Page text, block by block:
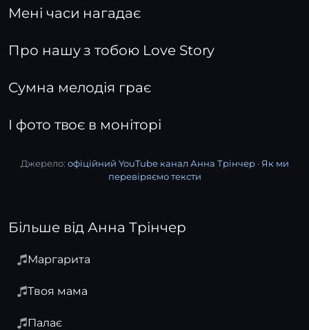
Мені часи нагадає
Про нашу з тобою Love Story
Сумна мелодія грає
І фото твоє в моніторі
Джерело: офіційний YouTube канал Анна Трінчер· Як ми
перевіряємо тексти
Більше від Анна Трінчер
Маргарита
Твоя мама
Палає